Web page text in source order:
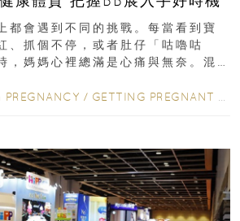
都會遇到不同的挑戰。每當看到寶
、抓個不停，或者肚仔「咕嚕咕
，媽媽心裡總滿是心痛與無奈。混
PREGNANCY / GETTING PREGNANT